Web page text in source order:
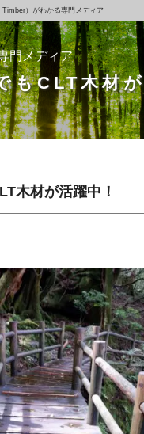
）がわかる専門メディア
門メディア
もCLT木材
木材が活躍中！